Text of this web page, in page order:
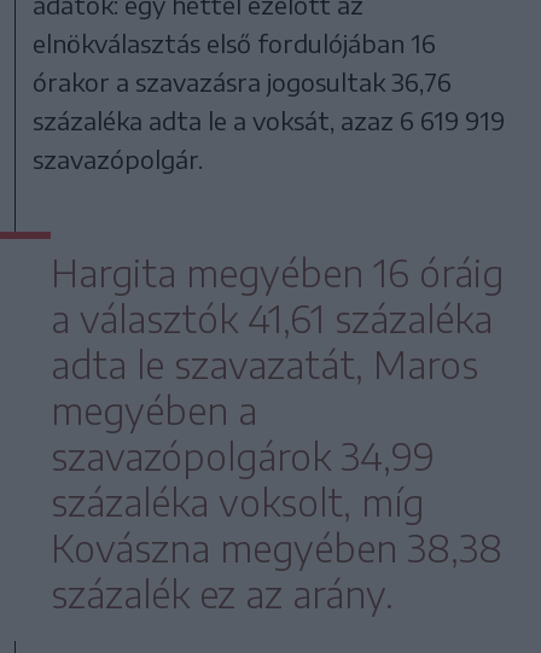
elnökválasztás első fordulójában 16
órakor a szavazásra jogosultak 36,76
százaléka adta le a voksát, azaz 6 619 919
szavazópolgár.
Hargita megyében 16 óráig
a választók 41,61 százaléka
adta le szavazatát, Maros
megyében a
szavazópolgárok 34,99
százaléka voksolt, míg
Kovászna megyében 38,38
százalék ez az arány.